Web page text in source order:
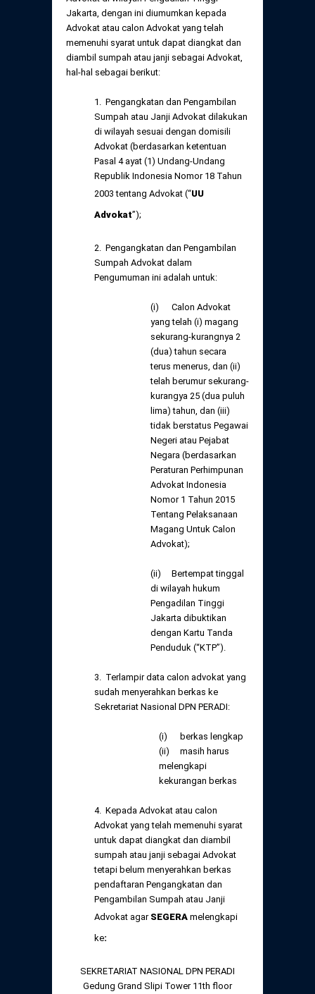
Perubahan Peraturan Perpindahan Domisili
Anggota
Daftar Perkara Dewan Kehormatan Pusat
Daftar Perkara Dewan Kehormatan Daerah
Jakarta, dengan ini diumumkan kepada
Advokat atau calon Advokat yang telah
memenuhi syarat untuk dapat diangkat dan
diambil sumpah atau janji sebagai Advokat,
hal-hal sebagai berikut:
1. Pengangkatan dan Pengambilan
Sumpah atau Janji Advokat dilakukan
di wilayah sesuai dengan domisili
Advokat (berdasarkan ketentuan
Pasal 4 ayat (1) Undang-Undang
Republik Indonesia Nomor 18 Tahun
2003 tentang Advokat (“UU
Advokat”);
2. Pengangkatan dan Pengambilan
Sumpah Advokat dalam
Pengumuman ini adalah untuk:
(i) Calon Advokat
yang telah (i) magang
sekurang-kurangnya 2
(dua) tahun secara
terus menerus, dan (ii)
telah berumur sekurang-
kurangya 25 (dua puluh
lima) tahun, dan (iii)
tidak berstatus Pegawai
Negeri atau Pejabat
Negara (berdasarkan
Peraturan Perhimpunan
Advokat Indonesia
Nomor 1 Tahun 2015
Tentang Pelaksanaan
Magang Untuk Calon
Advokat);
(ii) Bertempat tinggal
di wilayah hukum
Pengadilan Tinggi
Jakarta dibuktikan
dengan Kartu Tanda
Penduduk (“KTP”).
3. Terlampir data calon advokat yang
sudah menyerahkan berkas ke
Sekretariat Nasional DPN PERADI:
(i) berkas lengkap
(ii) masih harus
melengkapi
kekurangan berkas
4. Kepada Advokat atau calon
Advokat yang telah memenuhi syarat
untuk dapat diangkat dan diambil
sumpah atau janji sebagai Advokat
tetapi belum menyerahkan berkas
pendaftaran Pengangkatan dan
Pengambilan Sumpah atau Janji
Advokat agar SEGERA melengkapi
ke:
SEKRETARIAT NASIONAL DPN PERADI
Gedung Grand Slipi Tower 11th floor